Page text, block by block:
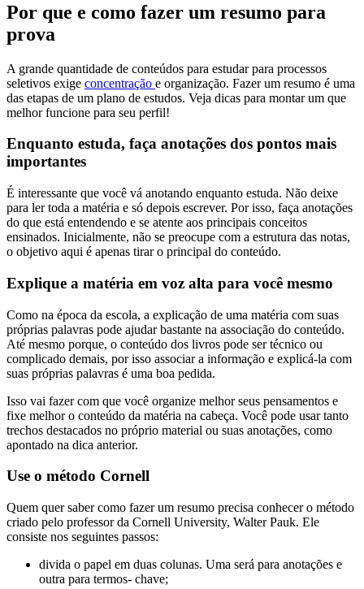
Por que e como fazer um resumo para
prova
A grande quantidade de conteúdos para estudar para processos
seletivos exige concentração e organização. Fazer um resumo é uma
das etapas de um plano de estudos. Veja dicas para montar um que
melhor funcione para seu perfil!
Enquanto estuda, faça anotações dos pontos mais
importantes
É interessante que você vá anotando enquanto estuda. Não deixe
para ler toda a matéria e só depois escrever. Por isso, faça anotações
do que está entendendo e se atente aos principais conceitos
ensinados. Inicialmente, não se preocupe com a estrutura das notas,
o objetivo aqui é apenas tirar o principal do conteúdo.
Explique a matéria em voz alta para você mesmo
Como na época da escola, a explicação de uma matéria com suas
próprias palavras pode ajudar bastante na associação do conteúdo.
Até mesmo porque, o conteúdo dos livros pode ser técnico ou
complicado demais, por isso associar a informação e explicá-la com
suas próprias palavras é uma boa pedida.
Isso vai fazer com que você organize melhor seus pensamentos e
fixe melhor o conteúdo da matéria na cabeça. Você pode usar tanto
trechos destacados no próprio material ou suas anotações, como
apontado na dica anterior.
Use o método Cornell
Quem quer saber como fazer um resumo precisa conhecer o método
criado pelo professor da Cornell University, Walter Pauk. Ele
consiste nos seguintes passos:
divida o papel em duas colunas. Uma será para anotações e
outra para termos- chave;